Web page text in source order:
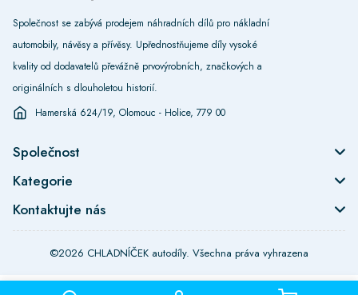
Společnost se zabývá prodejem náhradních dílů pro nákladní
automobily, návěsy a přívěsy. Upřednostňujeme díly vysoké
kvality od dodavatelů převážně prvovýrobních, značkových a
originálních s dlouholetou historií.
Hamerská 624/19, Olomouc - Holice, 779 00
Společnost
Kategorie
Kontaktujte nás
©2026 CHLADNÍČEK autodíly. Všechna práva vyhrazena